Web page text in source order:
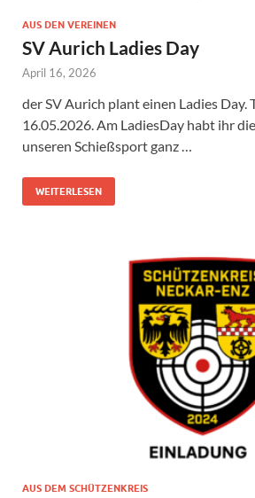
AUS DEN VEREINEN
SV Aurich Ladies Day
April 16, 2026
der SV Aurich plant einen Ladies Day.
16.05.2026. Am LadiesDay habt ihr
unseren Schießsport ganz …
WEITERLESEN
AUS DEM SCHÜTZENKREIS